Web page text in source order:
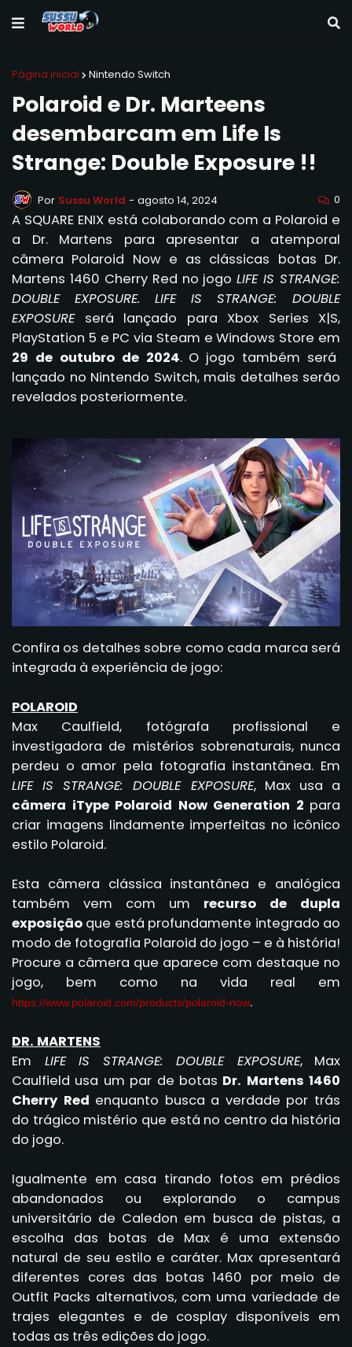
Página inicial Nintendo Switch
Polaroid e Dr. Marteens
desembarcam em Life Is
Strange: Double Exposure !!
Por Sussu World - agosto 14, 2024 0
A SQUARE ENIX está colaborando com a Polaroid e
a Dr. Martens para apresentar a atemporal
câmera Polaroid Now e as clássicas botas Dr.
Martens 1460 Cherry Red no jogoLIFE IS STRANGE:
DOUBLE EXPOSURE. LIFE IS STRANGE: DOUBLE
EXPOSUREserá lançado para Xbox Series X|S,
PlayStation 5 e PC via Steam e Windows Store em
29 de outubro de 2024. O jogo também será
lançado no Nintendo Switch, mais detalhes serão
revelados posteriormente.
Confira os detalhes sobre como cada marca será
integrada à experiência de jogo:
POLAROID
Max Caulfield, fotógrafa profissional e
investigadora de mistérios sobrenaturais, nunca
perdeu o amor pela fotografia instantânea. Em
LIFE IS STRANGE: DOUBLE EXPOSURE, Max usa a
câmera iType Polaroid Now Generation 2 para
criar imagens lindamente imperfeitas no icônico
estilo Polaroid.
Esta câmera clássica instantânea e analógica
também vem com um recurso de dupla
exposição que está profundamente integrado ao
modo de fotografia Polaroid do jogo – e à história!
Procure a câmera que aparece com destaque no
jogo, bem como na vida real em
https://www.polaroid.com/products/polaroid-now.
DR. MARTENS
Em LIFE IS STRANGE: DOUBLE EXPOSURE, Max
Caulfield usa um par de botas Dr. Martens 1460
Cherry Red enquanto busca a verdade por trás
do trágico mistério que está no centro da história
do jogo.
Igualmente em casa tirando fotos em prédios
abandonados ou explorando o campus
universitário de Caledon em busca de pistas, a
escolha das botas de Max é uma extensão
natural de seu estilo e caráter. Max apresentará
diferentes cores das botas 1460 por meio de
Outfit Packs alternativos, com uma variedade de
trajes elegantes e de cosplay disponíveis em
todas as três edições do jogo.